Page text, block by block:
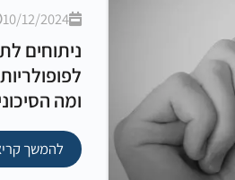
10/12/2024
ניתוחים
ומה
להמשך